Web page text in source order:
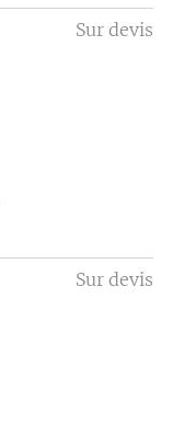
Sur devis
Sur devis